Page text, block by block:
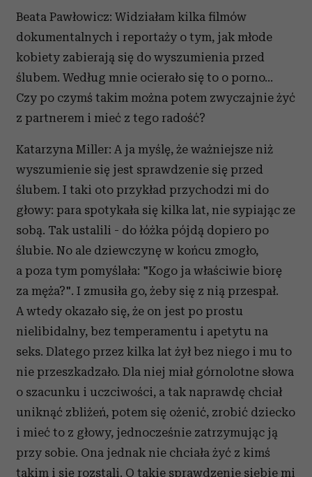
Beata Pawłowicz: Widziałam kilka filmów
dokumentalnych i reportaży o tym, jak młode
kobiety zabierają się do wyszumienia przed
ślubem. Według mnie ocierało się to o porno...
Czy po czymś takim można potem zwyczajnie żyć
z partnerem i mieć z tego radość?
Katarzyna Miller: A ja myślę, że ważniejsze niż
wyszumienie się jest sprawdzenie się przed
ślubem. I taki oto przykład przychodzi mi do
głowy: para spotykała się kilka lat, nie sypiając ze
sobą. Tak ustalili - do łóżka pójdą dopiero po
ślubie. No ale dziewczynę w końcu zmogło,
a poza tym pomyślała: "Kogo ja właściwie biorę
za męża?". I zmusiła go, żeby się z nią przespał.
A wtedy okazało się, że on jest po prostu
nielibidalny, bez temperamentu i apetytu na
seks. Dlatego przez kilka lat żył bez niego i mu to
nie przeszkadzało. Dla niej miał górnolotne słowa
o szacunku i uczciwości, a tak naprawdę chciał
uniknąć zbliżeń, potem się ożenić, zrobić dziecko
i mieć to z głowy, jednocześnie zatrzymując ją
przy sobie. Ona jednak nie chciała żyć z kimś
takim i się rozstali. O takie sprawdzenie siebie mi